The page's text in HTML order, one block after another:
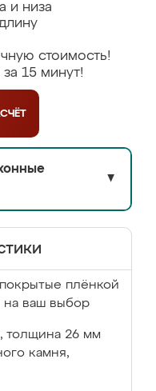
и низа
стоимость!
15 минут!
▼
плёнкой
на ваш выбор
толщина 26 мм
камня,